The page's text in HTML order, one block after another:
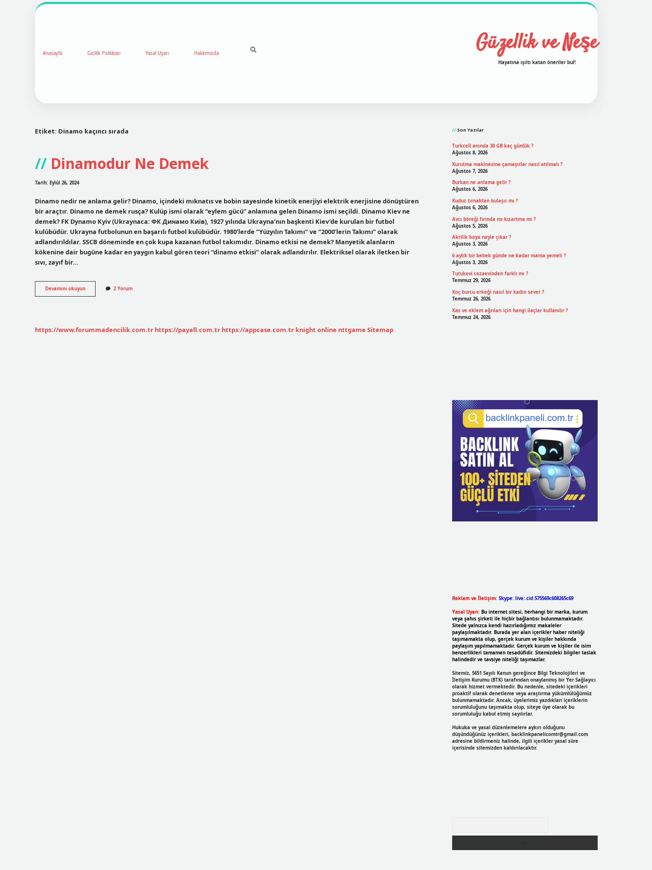
Anasayfa Gizlilik Politikası Yasal Uyarı Hakkımızda Güzellik ve Neşe
Hayatına ışıltı katan öneriler bul!
Etiket: Dinamo kaçıncı sırada
Dinamodur Ne Demek
Tarih: Eylül 26, 2024
Dinamo nedir ne anlama gelir? Dinamo, içindeki mıknatıs ve bobin sayesinde kinetik enerjiyi elektrik enerjisine dönüştüren
bir araçtır. Dinamo ne demek rusça? Kulüp ismi olarak “eylem gücü” anlamına gelen Dinamo ismi seçildi. Dinamo Kiev ne
demek? FK Dynamo Kyiv (Ukraynaca: ФК Динамо Київ), 1927 yılında Ukrayna’nın başkenti Kiev’de kurulan bir futbol
kulübüdür. Ukrayna futbolunun en başarılı futbol kulübüdür. 1980’lerde “Yüzyılın Takımı” ve “2000’lerin Takımı” olarak
adlandırıldılar. SSCB döneminde en çok kupa kazanan futbol takımıdır. Dinamo etkisi ne demek? Manyetik alanların
kökenine dair bugüne kadar en yaygın kabul gören teori “dinamo etkisi” olarak adlandırılır. Elektriksel olarak iletken bir
sıvı, zayıf bir…
Devamını okuyunDinamodur
Ne
2 Yorum
https://www.forummadencilik.com.tr https://payall.com.tr https://appcase.com.tr knight online nttgame Sitemap
Son Yazılar
Turkcell anında 30 GB kaç günlük ?
Ağustos 8, 2026
Kurutma makinesine çamaşırlar nasıl atılmalı ?
Ağustos 7, 2026
Burkan ne anlama gelir ?
Ağustos 6, 2026
Kuduz tırnaktan bulaşır mı ?
Ağustos 6, 2026
Avcı böreği fırında mı kızartma mı ?
Ağustos 5, 2026
Akrilik boya neyle çıkar ?
Ağustos 3, 2026
6 aylık bir bebek günde ne kadar mama yemeli ?
Ağustos 3, 2026
Tutukevi cezaevinden farklı mı ?
Temmuz 29, 2026
Koç burcu erkeği nasıl bir kadın sever ?
Temmuz 26, 2026
Kas ve eklem ağrıları için hangi ilaçlar kullanılır ?
Temmuz 24, 2026
Reklam ve İletişim: Skype: live:.cid.575569c608265c69
Yasal Uyarı: Bu internet sitesi, herhangi bir marka, kurum
veya şahıs şirketi ile hiçbir bağlantısı bulunmamaktadır.
Sitede yalnızca kendi hazırladığımız makaleler
paylaşılmaktadır. Burada yer alan içerikler haber niteliği
taşımamakta olup, gerçek kurum ve kişiler hakkında
paylaşım yapılmamaktadır. Gerçek kurum ve kişiler ile isim
benzerlikleri tamamen tesadüfidir. Sitemizdeki bilgiler taslak
halindedir ve tavsiye niteliği taşımazlar.
Sitemiz, 5651 Sayılı Kanun gereğince Bilgi Teknolojileri ve
İletişim Kurumu (BTK) tarafından onaylanmış bir Yer Sağlayıcı
olarak hizmet vermektedir. Bu nedenle, sitedeki içerikleri
proaktif olarak denetleme veya araştırma yükümlülüğümüz
bulunmamaktadır. Ancak, üyelerimiz yazdıkları içeriklerin
sorumluluğunu taşımakta olup, siteye üye olarak bu
sorumluluğu kabul etmiş sayılırlar.
Hukuka ve yasal düzenlemelere aykırı olduğunu
düşündüğünüz içerikleri, backlinkpanelicomtr@gmail.com
adresine bildirmeniz halinde, ilgili içerikler yasal süre
içerisinde sitemizden kaldırılacaktır.